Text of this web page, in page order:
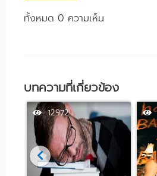
ทั้งหมด 0 ความเห็น
บทความที่เกี่ยวข้อง
12972